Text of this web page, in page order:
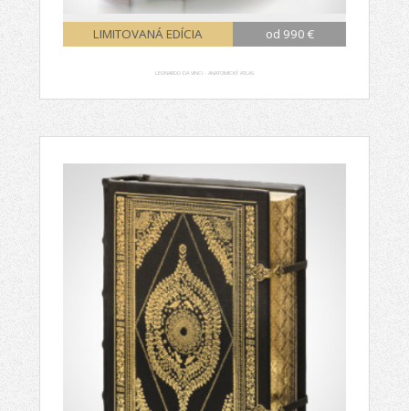
LIMITOVANÁ EDÍCIA od 990 €
LEONARDO DA VINCI - ANATOMICKÝ ATLAS